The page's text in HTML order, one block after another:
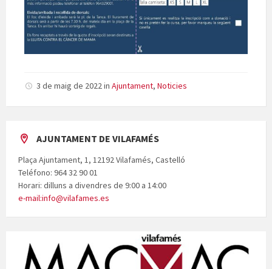
3 de maig de 2022in Ajuntament, Noticies
AJUNTAMENT DE VILAFAMÉS
Plaça Ajuntament, 1, 12192 Vilafamés, Castelló
Teléfono: 964 32 90 01
Horari: dilluns a divendres de 9:00 a 14:00
e-mail:info@vilafames.es